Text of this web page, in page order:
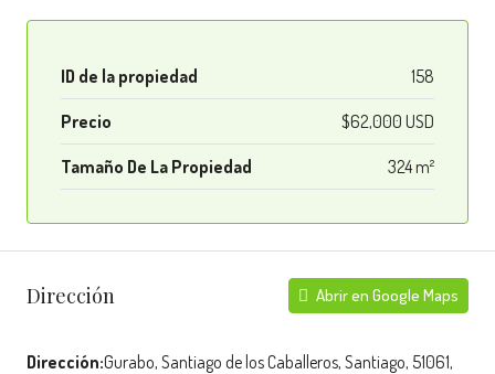
ID de la propiedad 158
Precio $62,000 USD
Tamaño De La Propiedad 324 m²
Dirección Abrir en Google Maps
Dirección:Gurabo, Santiago de los Caballeros, Santiago, 51061,